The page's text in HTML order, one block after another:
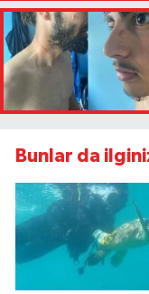
Bunlar da